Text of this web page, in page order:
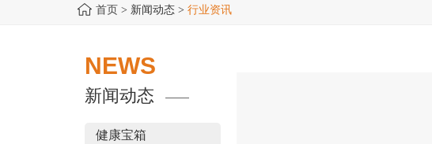
首页 > 新闻动态 > 行业资讯
NEWS
新闻动态
健康宝箱